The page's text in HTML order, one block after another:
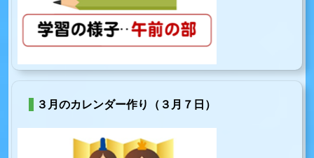
３月のカレンダー作り（３月７日）